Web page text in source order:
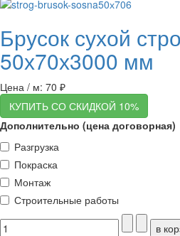
Брусок сухой
50х70х3000 мм
Цена / м: 70 ₽
КУПИТЬ СО СКИДКОЙ 10%
Дополнительно (цена договорная)
Разгрузка
Покраска
Монтаж
Строительные работы